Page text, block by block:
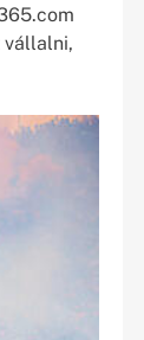
vállalni,